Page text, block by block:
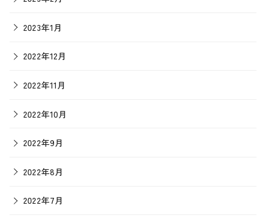
2023年1月
2022年12月
2022年11月
2022年10月
2022年9月
2022年8月
2022年7月